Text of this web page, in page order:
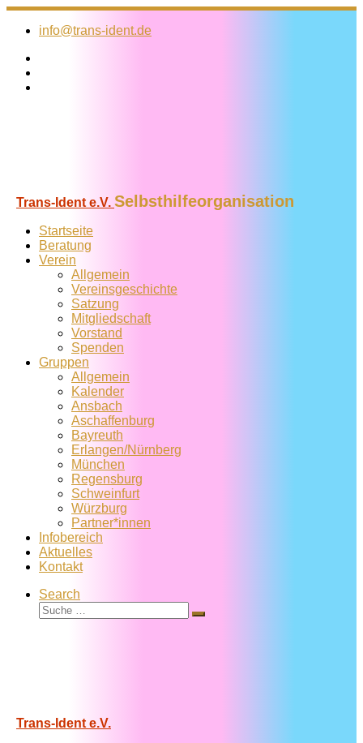
Zum
Inhalt
info@trans-ident.de
Trans-Ident e.V. Selbsthilfeorganisation
Startseite
Beratung
Verein
Allgemein
Vereins­geschichte
Satzung
Mitglied­schaft
Vorstand
Spenden
Gruppen
Allgemein
Kalender
Ansbach
Aschaffenburg
Bayreuth
Erlangen/Nürnberg
München
Regensburg
Schweinfurt
Würzburg
Partner*innen
Infobereich
Aktuelles
Kontakt
Search
Suche
Suche
Trans-Ident e.V.